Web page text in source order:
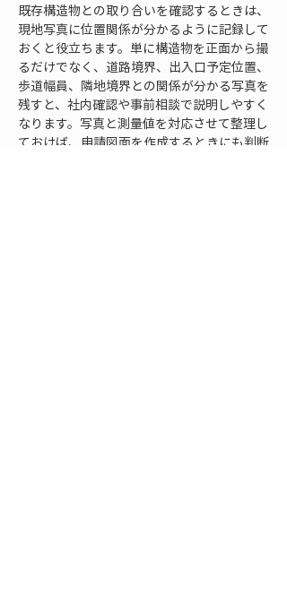
既存構造物との取り合いを確認するときは、
現地写真に位置関係が分かるように記録して
おくと役立ちます。単に構造物を正面から撮
るだけでなく、道路境界、出入口予定位置、
歩道幅員、隣地境界との関係が分かる写真を
残すと、社内確認や事前相談で説明しやすく
なります。写真と測量値を対応させて整理し
ておけば、申請図面を作成するときにも判断